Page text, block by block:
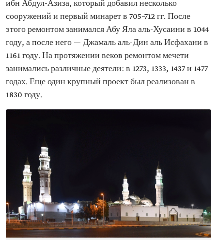
ибн Абдул-Азиза, который добавил несколько
сооружений и первый минарет в 705–712 гг. После
этого ремонтом занимался Абу Яла аль-Хусаини в 1044
году, а после него — Джамаль аль-Дин аль Исфахани в
1161 году. На протяжении веков ремонтом мечети
занимались различные деятели: в 1273, 1333, 1437 и 1477
годах. Еще один крупный проект был реализован в
1830 году.